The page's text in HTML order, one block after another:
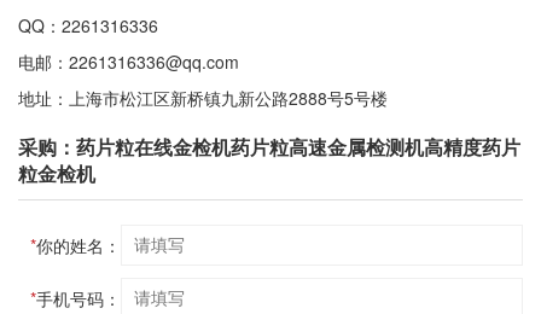
QQ：2261316336
电邮：2261316336@qq.com
地址：上海市松江区新桥镇九新公路2888号5号楼
采购：药片粒在线金检机药片粒高速金属检测机高精度药片
粒金检机
*你的姓名：
*手机号码：